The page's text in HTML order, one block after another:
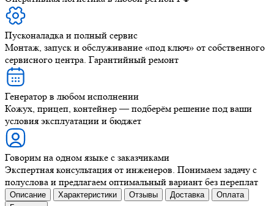
Пусконаладка и полный сервис
Монтаж, запуск и обслуживание «под ключ» от собственного
сервисного центра. Гарантийный ремонт
Генератор в любом исполнении
Кожух, прицеп, контейнер — подберём решение под ваши
условия эксплуатации и бюджет
Говорим на одном языке с заказчиками
Экспертная консультация от инженеров. Понимаем задачу с
полуслова и предлагаем оптимальный вариант без переплат
Описание Характеристики Отзывы Доставка
Оплата